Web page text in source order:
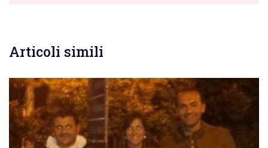
Articoli simili